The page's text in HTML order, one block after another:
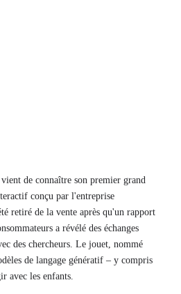
de connaître son premier grand
conçu par l'entreprise
retiré de la vente après qu'un rapport
a révélé des échanges
des chercheurs. Le jouet, nommé
de langage génératif – y compris
avec les enfants.